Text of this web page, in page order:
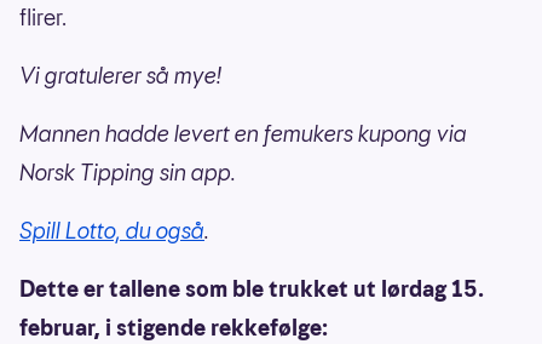
flirer.
Vi gratulerer så mye!
Mannen hadde levert en femukers kupong via
Norsk Tipping sin app.
Spill Lotto, du også.
Dette er tallene som ble trukket ut lørdag 15.
februar, i stigende rekkefølge: